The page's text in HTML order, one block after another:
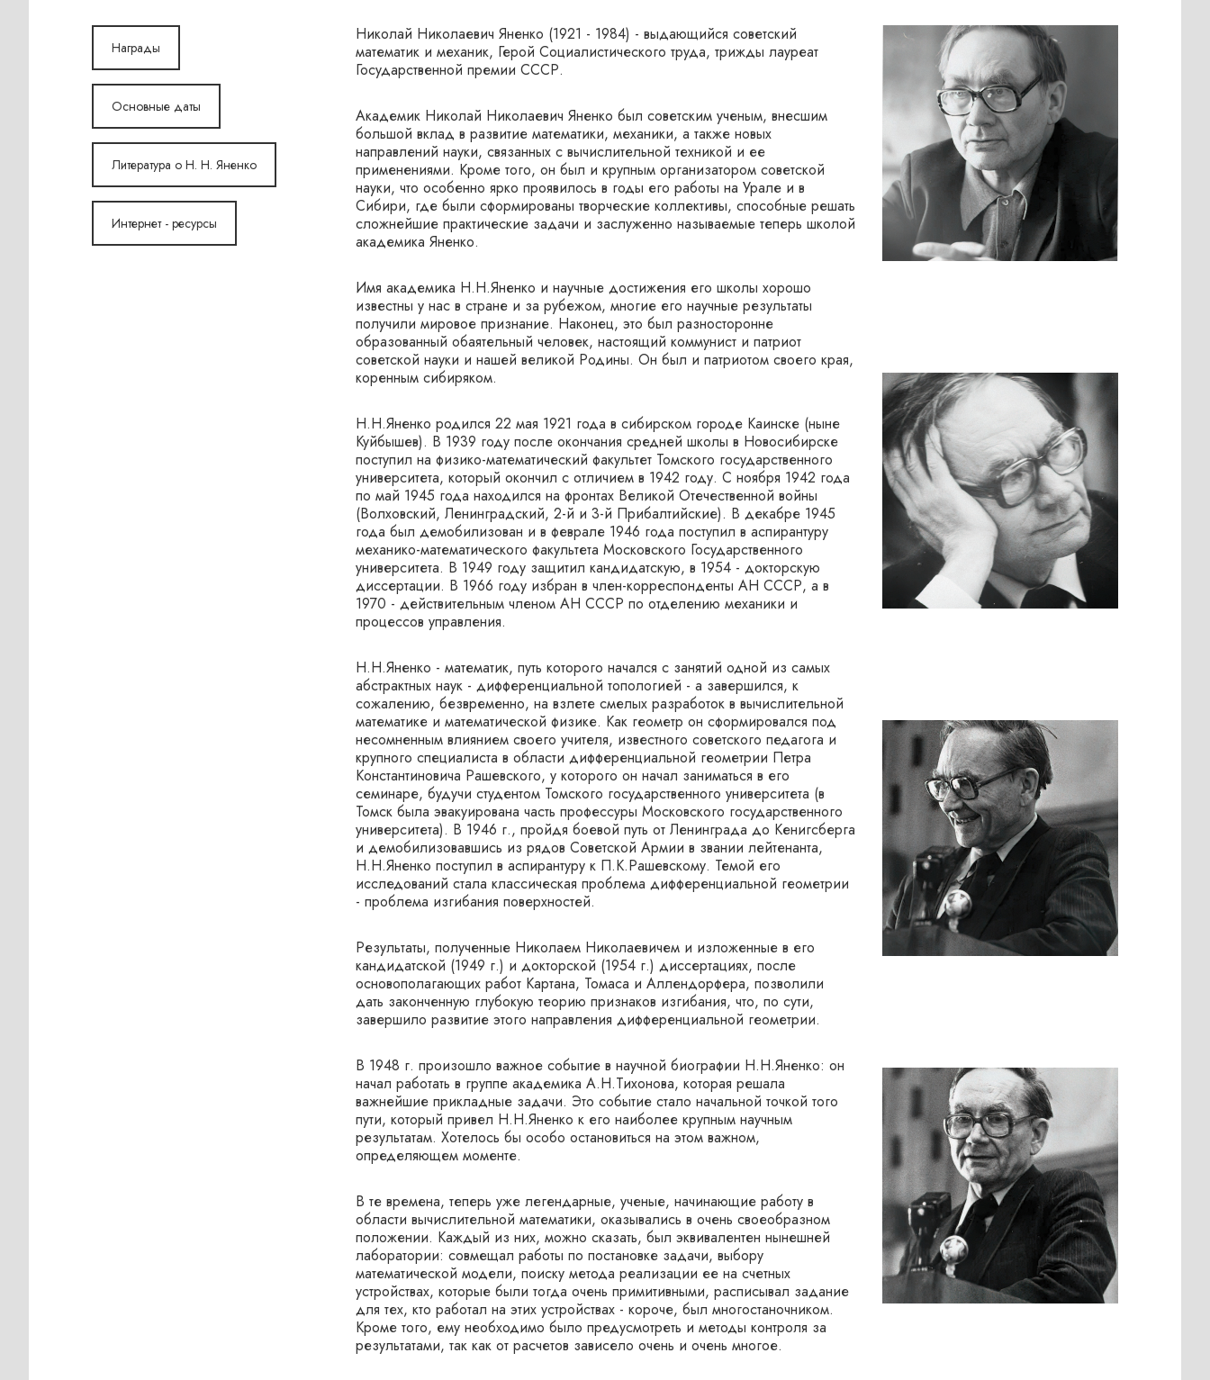
Награды
Основные даты
Литература о Н. Н. Яненко
Интернет - ресурсы
Николай Николаевич Яненко (1921 - 1984) - выдающийся советский
математик и механик, Герой Социалистического труда, трижды лауреат
Государственной премии СССР.
Академик Николай Николаевич Яненко был советским ученым, внесшим
большой вклад в развитие математики, механики, а также новых
направлений науки, связанных с вычислительной техникой и ее
применениями. Кроме того, он был и крупным организатором советской
науки, что особенно ярко проявилось в годы его работы на Урале и в
Сибири, где были сформированы творческие коллективы, способные решать
сложнейшие практические задачи и заслуженно называемые теперь школой
академика Яненко.
Имя академика Н.Н.Яненко и научные достижения его школы хорошо
известны у нас в стране и за рубежом, многие его научные результаты
получили мировое признание. Наконец, это был разносторонне
образованный обаятельный человек, настоящий коммунист и патриот
советской науки и нашей великой Родины. Он был и патриотом своего края,
коренным сибиряком.
Н.Н.Яненко родился 22 мая 1921 года в сибирском городе Каинске (ныне
Куйбышев). В 1939 году после окончания средней школы в Новосибирске
поступил на физико-математический факультет Томского государственного
университета, который окончил с отличием в 1942 году. С ноября 1942 года
по май 1945 года находился на фронтах Великой Отечественной войны
(Волховский, Ленинградский, 2-й и 3-й Прибалтийские). В декабре 1945
года был демобилизован и в феврале 1946 года поступил в аспирантуру
механико-математического факультета Московского Государственного
университета. В 1949 году защитил кандидатскую, в 1954 - докторскую
диссертации. В 1966 году избран в член-корреспонденты АН СССР, а в
1970 - действительным членом АН СССР по отделению механики и
процессов управления.
Н.Н.Яненко - математик, путь которого начался с занятий одной из самых
абстрактных наук - дифференциальной топологией - а завершился, к
сожалению, безвременно, на взлете смелых разработок в вычислительной
математике и математической физике. Как геометр он сформировался под
несомненным влиянием своего учителя, известного советского педагога и
крупного специалиста в области дифференциальной геометрии Петра
Константиновича Рашевского, у которого он начал заниматься в его
семинаре, будучи студентом Томского государственного университета (в
Томск была эвакуирована часть профессуры Московского государственного
университета). В 1946 г., пройдя боевой путь от Ленинграда до Кенигсберга
и демобилизовавшись из рядов Советской Армии в звании лейтенанта,
Н.Н.Яненко поступил в аспирантуру к П.К.Рашевскому. Темой его
исследований стала классическая проблема дифференциальной геометрии
- проблема изгибания поверхностей.
Результаты, полученные Николаем Николаевичем и изложенные в его
кандидатской (1949 г.) и докторской (1954 г.) диссертациях, после
основополагающих работ Картана, Томаса и Аллендорфера, позволили
дать законченную глубокую теорию признаков изгибания, что, по сути,
завершило развитие этого направления дифференциальной геометрии.
В 1948 г. произошло важное событие в научной биографии Н.Н.Яненко: он
начал работать в группе академика А.Н.Тихонова, которая решала
важнейшие прикладные задачи. Это событие стало начальной точкой того
пути, который привел Н.Н.Яненко к его наиболее крупным научным
результатам. Хотелось бы особо остановиться на этом важном,
определяющем моменте.
В те времена, теперь уже легендарные, ученые, начинающие работу в
области вычислительной математики, оказывались в очень своеобразном
положении. Каждый из них, можно сказать, был эквивалентен нынешней
лаборатории: совмещал работы по постановке задачи, выбору
математической модели, поиску метода реализации ее на счетных
устройствах, которые были тогда очень примитивными, расписывал задание
для тех, кто работал на этих устройствах - короче, был многостаночником.
Кроме того, ему необходимо было предусмотреть и методы контроля за
результатами, так как от расчетов зависело очень и очень многое.